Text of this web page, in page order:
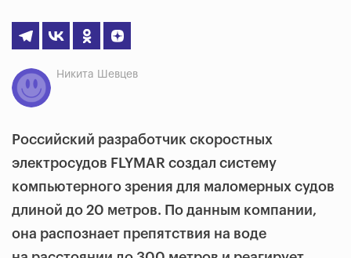
Никита Шевцев
Российский разработчик скоростных
электросудов FLYMAR создал систему
компьютерного зрения для маломерных судов
длиной до 20 метров. По данным компании,
она распознает препятствия на воде